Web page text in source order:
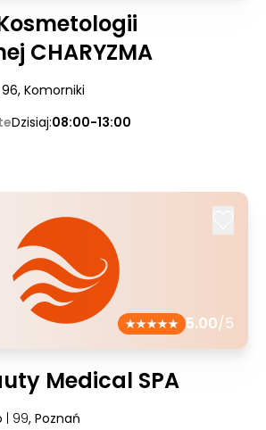
CHARYZMA
, Komorniki
Dzisiaj:08:00-13:00
5.00/5
Medical SPA
| 99, Poznań